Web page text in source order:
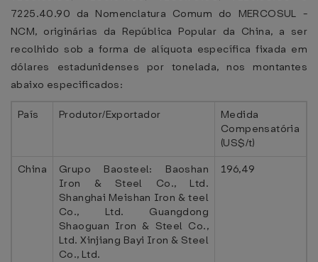
7225.40.90 da Nomenclatura Comum do MERCOSUL -
NCM, originárias da República Popular da China, a ser
recolhido sob a forma de alíquota específica fixada em
dólares estadunidenses por tonelada, nos montantes
abaixo especificados:
País Produtor/Exportador
Medida
Compensatória
(US$/t)
China
Grupo Baosteel: Baoshan
Iron & Steel Co., Ltd.
Shanghai Meishan Iron & teel
Co., Ltd. Guangdong
Shaoguan Iron & Steel Co.,
Ltd. Xinjiang Bayi Iron & Steel
Co., Ltd.
196,49